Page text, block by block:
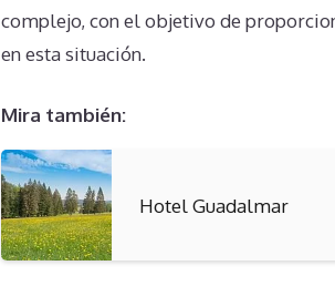
complejo, con el objetivo de
en esta situación.
Mira también:
Hotel Guadalmar